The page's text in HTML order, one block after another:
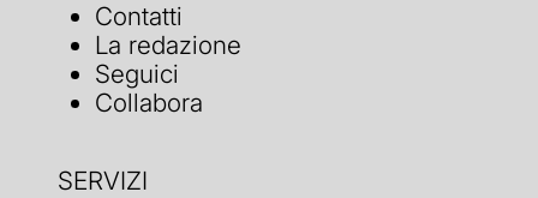
Contatti
La redazione
Seguici
Collabora
SERVIZI